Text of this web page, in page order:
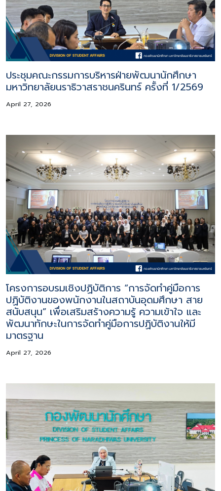
ประชุมคณะกรรมการบริหารฝ่ายพัฒนานักศึกษา
มหาวิทยาลัยนราธิวาสราชนครินทร์ ครั้งที่ 1/2569
April 27, 2026
โครงการอบรมเชิงปฏิบัติการ “การจัดทำคู่มือการ
ปฏิบัติงานของพนักงานในสถาบันอุดมศึกษา สาย
สนับสนุน” เพื่อเสริมสร้างความรู้ ความเข้าใจ และ
พัฒนาทักษะในการจัดทำคู่มือการปฏิบัติงานให้มี
มาตรฐาน
April 27, 2026